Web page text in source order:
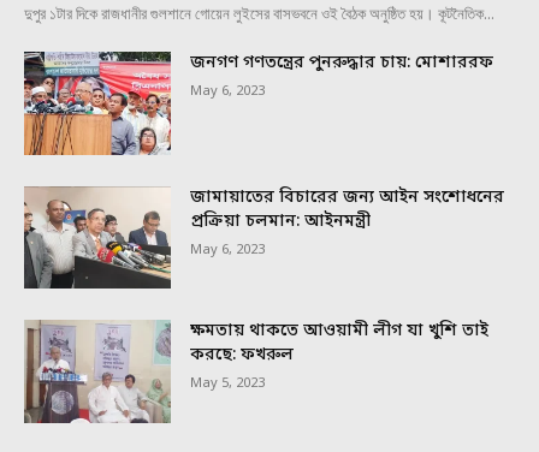
দুপুর ১টার দিকে রাজধানীর গুলশানে গোয়েন লুইসের বাসভবনে ওই বৈঠক অনুষ্ঠিত হয়। কূটনৈতিক...
জনগণ গণতন্ত্রের পুনরুদ্ধার চায়: মোশাররফ
May 6, 2023
জামায়াতের বিচারের জন্য আইন সংশোধনের
প্রক্রিয়া চলমান: আইনমন্ত্রী
May 6, 2023
ক্ষমতায় থাকতে আওয়ামী লীগ যা খুশি তাই
করছে: ফখরুল
May 5, 2023